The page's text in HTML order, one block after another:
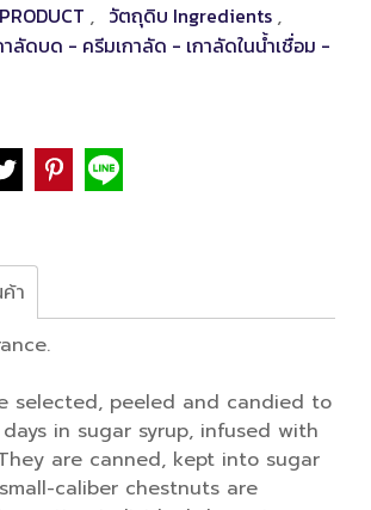
, วัตถุดิบ Ingredients ,
าลัดบด - ครีมเกาลัด - เกาลัดในน้ำเชื่อม -
า
selected, peeled and candied to
in sugar syrup, infused with
are canned, kept into sugar
caliber chestnuts are